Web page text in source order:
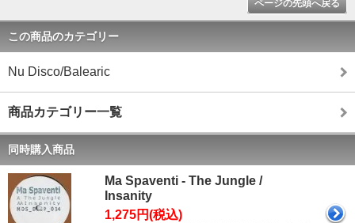
ページの先頭へ戻る
この商品のカテゴリー
Nu Disco/Balearic
商品カテゴリー一覧
同時購入商品
Ma Spaventi - The Jungle /
Insanity
1,275円(税込)